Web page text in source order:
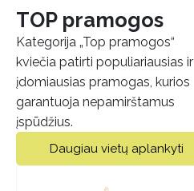
TOP pramogos
Kategorija „Top pramogos“
kviečia patirti populiariausias ir
įdomiausias pramogas, kurios
garantuoja nepamirštamus
įspūdžius.
Daugiau vietų aplankyti